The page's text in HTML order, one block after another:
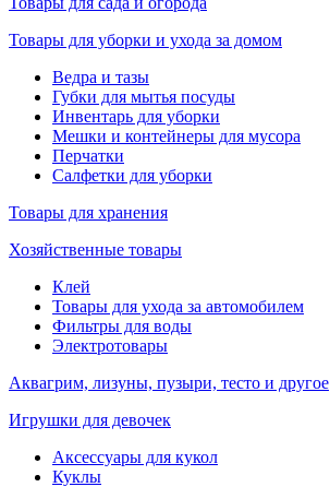
Товары для уборки и ухода за домом
Ведра и тазы
Губки для мытья посуды
Инвентарь для уборки
Мешки и контейнеры для мусора
Перчатки
Салфетки для уборки
Товары для хранения
Хозяйственные товары
Клей
Товары для ухода за автомобилем
Фильтры для воды
Электротовары
Аквагрим, лизуны, пузыри, тесто и другое
Игрушки для девочек
Аксессуары для кукол
Куклы